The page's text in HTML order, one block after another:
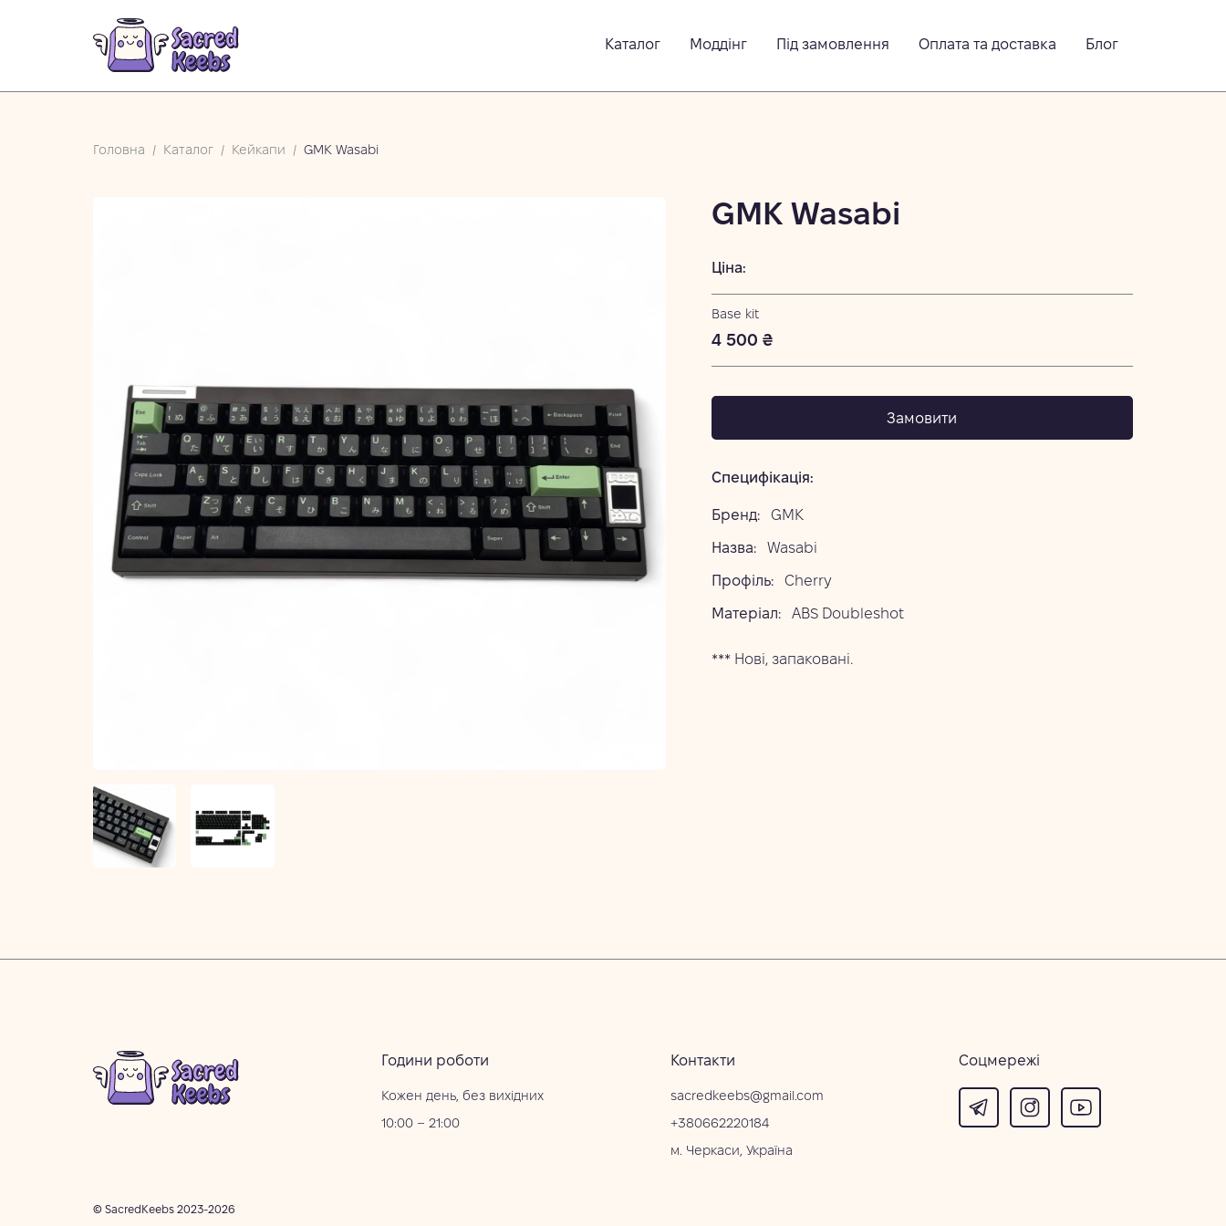
Каталог Моддінг Під замовлення Оплата та доставка Блог
Головна / Каталог / Кейкапи / GMK Wasabi
GMK Wasabi
Ціна:
Base kit
4 500 ₴
Замовити
Специфікація:
Бренд: GMK
Назва: Wasabi
Профіль: Cherry
Матеріал: ABS Doubleshot
*** Нові, запаковані.
Години роботи
Кожен день, без вихідних
10:00 – 21:00
Контакти
sacredkeebs@gmail.com
+380662220184
м. Черкаси, Україна
Соцмережі
© SacredKeebs 2023-2026